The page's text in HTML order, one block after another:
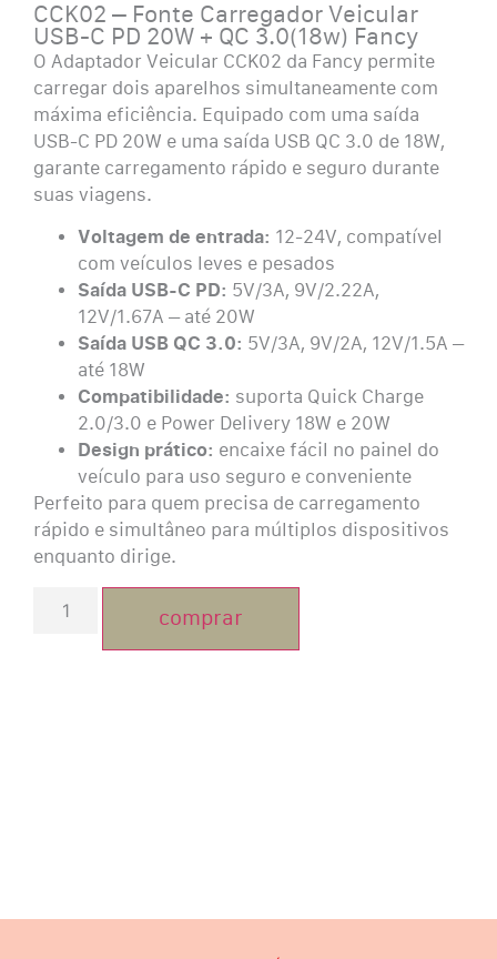
CCK02 – Fonte Carregador Veicular
USB-C PD 20W + QC 3.0(18w) Fancy
O Adaptador Veicular CCK02 da Fancy permite
carregar dois aparelhos simultaneamente com
máxima eficiência. Equipado com uma saída
USB-C PD 20W e uma saída USB QC 3.0 de 18W,
garante carregamento rápido e seguro durante
suas viagens.
Voltagem de entrada: 12-24V, compatível
com veículos leves e pesados
Saída USB-C PD: 5V/3A, 9V/2.22A,
12V/1.67A – até 20W
Saída USB QC 3.0: 5V/3A, 9V/2A, 12V/1.5A –
até 18W
Compatibilidade: suporta Quick Charge
2.0/3.0 e Power Delivery 18W e 20W
Design prático: encaixe fácil no painel do
veículo para uso seguro e conveniente
Perfeito para quem precisa de carregamento
rápido e simultâneo para múltiplos dispositivos
enquanto dirige.
comprar